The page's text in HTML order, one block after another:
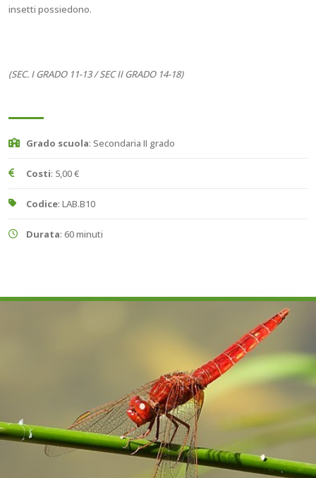
insetti possiedono.
(SEC. I GRADO 11-13 / SEC II GRADO 14-18)
Grado scuola: Secondaria II grado
Costi: 5,00 €
Codice: LAB.B10
Durata: 60 minuti